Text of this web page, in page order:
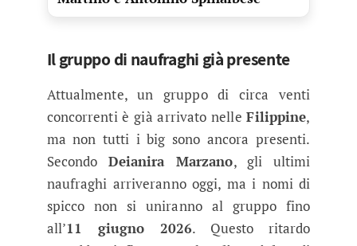
Il gruppo di naufraghi già presente
Attualmente, un gruppo di circa venti
concorrenti è già arrivato nelleFilippine,
ma non tutti i big sono ancora presenti.
Secondo Deianira Marzano, gli ultimi
naufraghi arriveranno oggi, ma i nomi di
spicco non si uniranno al gruppo fino
all’11 giugno 2026. Questo ritardo